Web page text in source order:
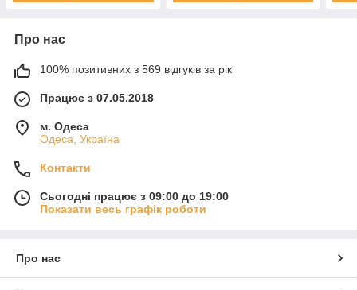
Про нас
100% позитивних з 569 відгуків за рік
Працює з 07.05.2018
м. Одеса
Одеса, Україна
Контакти
Сьогодні працює з 09:00 до 19:00
Показати весь графік роботи
Про нас